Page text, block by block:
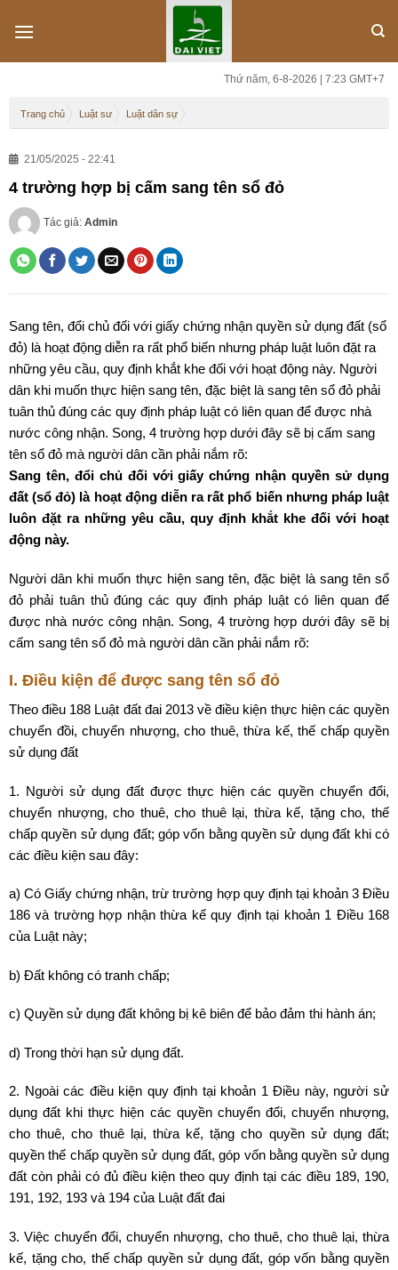
Thứ năm, 6-8-2026 | 7:23 GMT+7
Trang chủ Luật sư Luật dân sự
21/05/2025 - 22:41
4 trường hợp bị cấm sang tên sổ đỏ
Tác giả: Admin
Sang tên, đổi chủ đối với giấy chứng nhận quyền sử dụng đất (sổ
đỏ) là hoạt động diễn ra rất phổ biến nhưng pháp luật luôn đặt ra
những yêu cầu, quy định khắt khe đối với hoạt động này. Người
dân khi muốn thực hiện sang tên, đặc biệt là sang tên sổ đỏ phải
tuân thủ đúng các quy định pháp luật có liên quan để được nhà
nước công nhận. Song, 4 trường hợp dưới đây sẽ bị cấm sang
tên sổ đỏ mà người dân cần phải nắm rõ:
Sang tên, đổi chủ đối với giấy chứng nhận quyền sử dụng
đất (sổ đỏ) là hoạt động diễn ra rất phổ biến nhưng pháp luật
luôn đặt ra những yêu cầu, quy định khắt khe đối với hoạt
động này.
Người dân khi muốn thực hiện sang tên, đặc biệt là sang tên sổ
đỏ phải tuân thủ đúng các quy định pháp luật có liên quan để
được nhà nước công nhận. Song, 4 trường hợp dưới đây sẽ bị
cấm sang tên sổ đỏ mà người dân cần phải nắm rõ:
I. Điều kiện để được sang tên sổ đỏ
Theo điều 188 Luật đất đai 2013 về điều kiện thực hiện các quyền
chuyển đồi, chuyển nhượng, cho thuê, thừa kế, thế chấp quyền
sử dụng đất
1. Người sử dụng đất được thực hiện các quyền chuyển đổi,
chuyển nhượng, cho thuê, cho thuê lại, thừa kế, tặng cho, thế
chấp quyền sử dụng đất; góp vốn bằng quyền sử dụng đất khi có
các điều kiện sau đây:
a) Có Giấy chứng nhận, trừ trường hợp quy định tại khoản 3 Điều
186 và trường hợp nhận thừa kế quy định tại khoản 1 Điều 168
của Luật này;
b) Đất không có tranh chấp;
c) Quyền sử dụng đất không bị kê biên để bảo đảm thi hành án;
d) Trong thời hạn sử dụng đất.
2. Ngoài các điều kiện quy định tại khoản 1 Điều này, người sử
dụng đất khi thực hiện các quyền chuyển đổi, chuyển nhượng,
cho thuê, cho thuê lại, thừa kế, tặng cho quyền sử dụng đất;
quyền thế chấp quyền sử dụng đất, góp vốn bằng quyền sử dụng
đất còn phải có đủ điều kiện theo quy định tại các điều 189, 190,
191, 192, 193 và 194 của Luật đất đai
3. Việc chuyển đổi, chuyển nhượng, cho thuê, cho thuê lại, thừa
kế, tặng cho, thế chấp quyền sử dụng đất, góp vốn bằng quyền